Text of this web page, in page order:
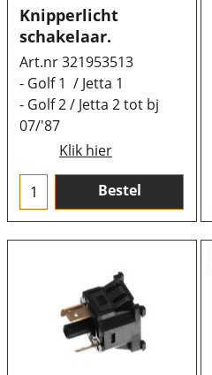
Knipperlicht
schakelaar.
Art.nr 321953513
- Golf 1 / Jetta 1
- Golf 2 / Jetta 2 tot bj
07/'87
Klik hier
Bestel